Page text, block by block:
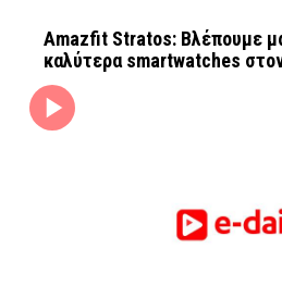
Amazfit Stratos: Βλέπουμε
καλύτερα smartwatches